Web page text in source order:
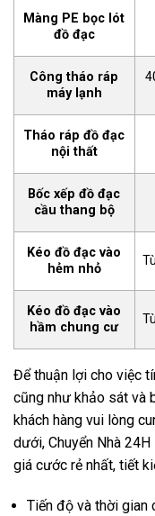
Màng PE bọc lót
đồ đạc
Công tháo ráp
máy lạnh
Tháo ráp đồ đạc
nội thất
Bốc xếp đồ đạc
cầu thang bộ
Kéo đồ đạc vào
hẻm nhỏ
Kéo đồ đạc vào
hầm chung cư
Để thuận lợi cho việc
cũng như khảo sát và
khách hàng vui lòng
dưới, Chuyển Nhà
giá cước rẻ nhất, tiết
Tiến độ và thời gian